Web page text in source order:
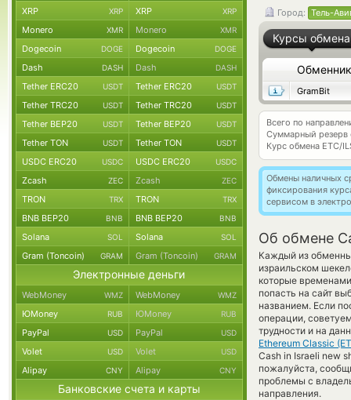
Город: Тель-
Курсы обмена
Обменник
GramBit
Всего по
Суммарный резерв
Курс обмена ETC/
Обмены наличных
фиксирования
сервисом в
Об обмене
Каждый из
израильском
которые
попасть на сайт
названием. Если
операции,
трудности и на
Ethereum Classic
Cash in Israeli new
пожалуйста,
проблемы с
направления.
XRP XRP XRP XRP
Monero XMR Monero XMR
Dogecoin DOGE Dogecoin DOGE
Dash DASH Dash DASH
Tether ERC20 USDT Tether ERC20 USDT
Tether TRC20 USDT Tether TRC20 USDT
Tether BEP20 USDT Tether BEP20 USDT
Tether TON USDT Tether TON USDT
USDC ERC20 USDC USDC ERC20 USDC
Zcash ZEC Zcash ZEC
TRON TRX TRON TRX
BNB BEP20 BNB BNB BEP20 BNB
Solana SOL Solana SOL
Gram (Toncoin) GRAM Gram (Toncoin) GRAM
Электронные деньги
WebMoney WMZ WebMoney WMZ
ЮMoney RUB ЮMoney RUB
PayPal USD PayPal USD
Volet USD Volet USD
Alipay CNY Alipay CNY
Банковские счета и карты